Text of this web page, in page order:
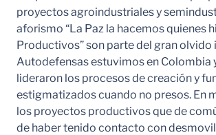
proyectos agroindustriales y
aforismo “La Paz la hacemos quienes
Productivos” son parte del gran
Autodefensas estuvimos en Colombia
lideraron los procesos de creación y
estigmatizados cuando no presos. En
los proyectos productivos que de
de haber tenido contacto con